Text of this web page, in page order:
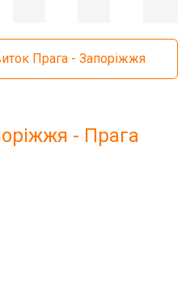
Прага - Запоріжжя
- Прага